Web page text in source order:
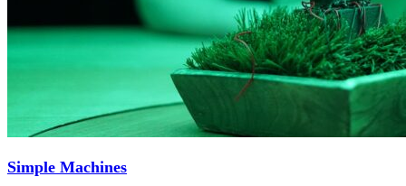
Simple Machines